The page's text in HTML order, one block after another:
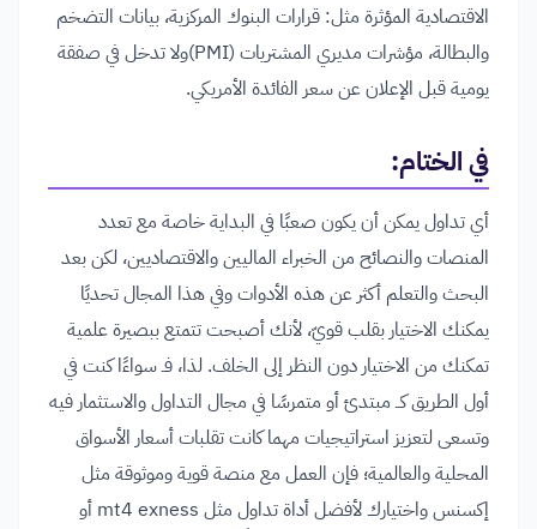
الاقتصادية المؤثرة مثل: قرارات البنوك المركزية، بيانات التضخم
والبطالة، مؤشرات مديري المشتريات (PMI)ولا تدخل في صفقة
يومية قبل الإعلان عن سعر الفائدة الأمريكي.
في الختام:
أي تداول يمكن أن يكون صعبًا في البداية خاصة مع تعدد
المنصات والنصائح من الخبراء الماليين والاقتصاديين، لكن بعد
البحث والتعلم أكثر عن هذه الأدوات وفي هذا المجال تحديًا
يمكنك الاختيار بقلب قويّ، لأنك أصبحت تتمتع ببصيرة علمية
تمكنك من الاختيار دون النظر إلى الخلف. لذا، فـ سواءًا كنت في
أول الطريق كــ مبتدئ أو متمرسًا في مجال التداول والاستثمار فيه
وتسعى لتعزيز استراتيجيات مهما كانت تقلبات أسعار الأسواق
المحلية والعالمية؛ فإن العمل مع منصة قوية وموثوقة مثل
إكسنس واختيارك لأفضل أداة تداول مثل mt4 exness أو